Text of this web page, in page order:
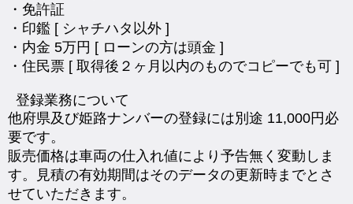
・免許証
・印鑑 [ シャチハタ以外 ]
・内金 5万円 [ ローンの方は頭金 ]
・住民票 [ 取得後２ヶ月以内のものでコピーでも可 ]
登録業務について
他府県及び姫路ナンバーの登録には別途 11,000円必
要です。
販売価格は車両の仕入れ値により予告無く変動しま
す。見積の有効期間はそのデータの更新時までとさ
せていただきます。